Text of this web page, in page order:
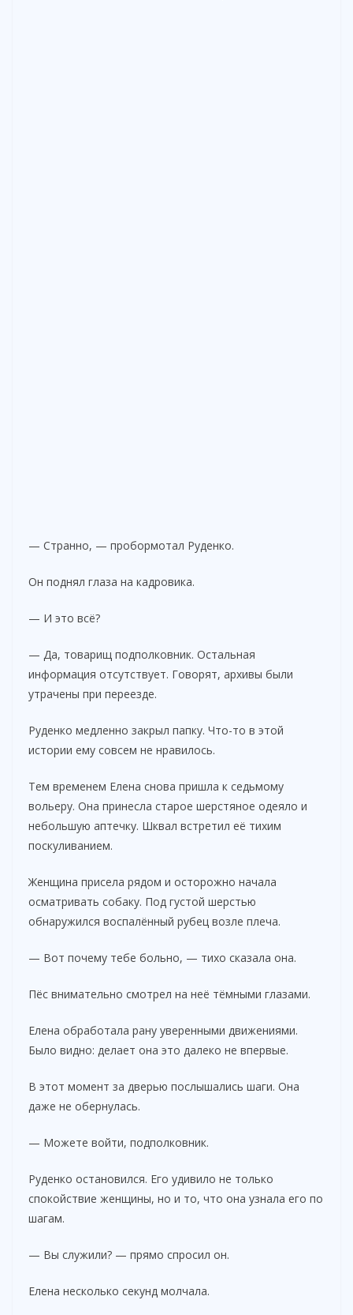
— Странно, — пробормотал Руденко.
Он поднял глаза на кадровика.
— И это всё?
— Да, товарищ подполковник. Остальная
информация отсутствует. Говорят, архивы были
утрачены при переезде.
Руденко медленно закрыл папку. Что-то в этой
истории ему совсем не нравилось.
Тем временем Елена снова пришла к седьмому
вольеру. Она принесла старое шерстяное одеяло и
небольшую аптечку. Шквал встретил её тихим
поскуливанием.
Женщина присела рядом и осторожно начала
осматривать собаку. Под густой шерстью
обнаружился воспалённый рубец возле плеча.
— Вот почему тебе больно, — тихо сказала она.
Пёс внимательно смотрел на неё тёмными глазами.
Елена обработала рану уверенными движениями.
Было видно: делает она это далеко не впервые.
В этот момент за дверью послышались шаги. Она
даже не обернулась.
— Можете войти, подполковник.
Руденко остановился. Его удивило не только
спокойствие женщины, но и то, что она узнала его по
шагам.
— Вы служили? — прямо спросил он.
Елена несколько секунд молчала.